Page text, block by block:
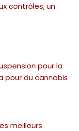
contrôles, un
pour la
pour du cannabis
meilleurs